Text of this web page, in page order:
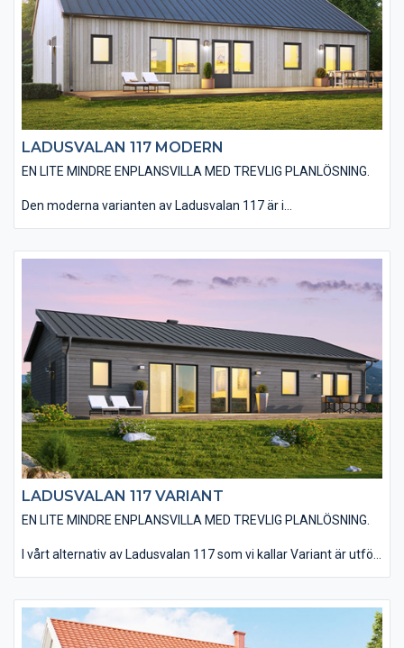
husdröm.
LADUSVALAN 117 MODERN
EN LITE MINDRE ENPLANSVILLA MED TREVLIG PLANLÖSNING.
Den moderna varianten av Ladusvalan 117 är i
Huset utförs utan utvändiga dörr- och fönsterfoder samt
knutbrädor vilket förstärker designen av ett modernt hus. Det
finns möjlighet att välja ett invändigt ryggåstak i vardagsrum,
kök, matplats och entré vilket ger huset en härlig rymd. Du har
en mängd valmöjligheter när det kommer till material och
utföranden. Välj bland olika träpaneltyper, takbeläggningar,
fönstertyper mm för att skapa just din husdröm.
LADUSVALAN 117 VARIANT
EN LITE MINDRE ENPLANSVILLA MED TREVLIG PLANLÖSNING.
I vårt alternativ av Ladusvalan 117 som vi kallar Variant är utfört
finns möjlighet att välja till ett invändigt ryggåstak i
vardagsrummet vilket ger en härlig rymd. Redan som standard
ingår de stora härliga fönsterpartierna som går ända ner till